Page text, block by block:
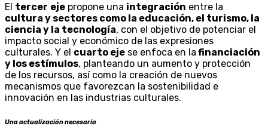
El tercer eje propone una integración entre la
cultura y sectores como la educación, el turismo, la
ciencia y la tecnología, con el objetivo de potenciar el
impacto social y económico de las expresiones
culturales. Y el cuarto eje se enfoca en la financiación
y los estímulos, planteando un aumento y protección
de los recursos, así como la creación de nuevos
mecanismos que favorezcan la sostenibilidad e
innovación en las industrias culturales.
Una actualización necesaria